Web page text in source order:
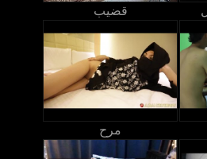
قضيب
مرح